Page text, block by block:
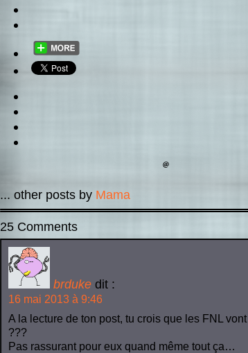
... other posts by Mama
25 Comments
brduke dit :
16 mai 2013 à 9:46
A la lecture de ton post, tu crois que les FNL
???
Pas rassurant pour eux quand même tout ça…